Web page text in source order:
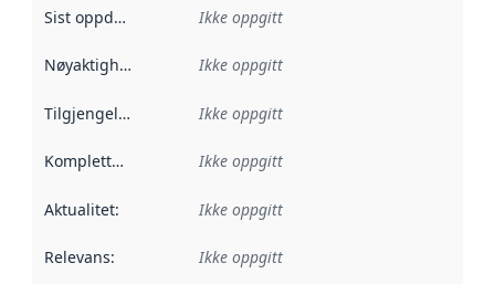
Sist oppdatert Ikke oppgitt
Nøyaktighet Ikke oppgitt
Tilgjengelighet Ikke oppgitt
Kompletthet Ikke oppgitt
Aktualitet: Ikke oppgitt
Relevans: Ikke oppgitt